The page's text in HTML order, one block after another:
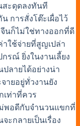
สะดุดลงทันที
การสั่งโต๊ะเผื่อไว้
นก็ไม่ใช่ทางออกที่ดี
าใช้จ่ายที่สูญเปล่า
รณ์ ยิ่งในงานเลี้ยง
ลายได้อย่างน่า
ายอยู่ทั่วงานยัง
เท่าที่ควร
พอดีกับจำนวนแขกที่
ะกลายเป็นเรื่อง